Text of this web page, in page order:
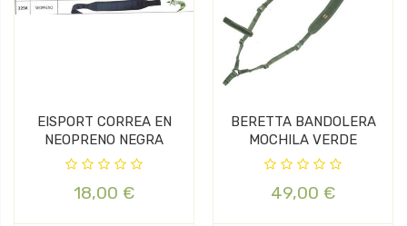
EISPORT CORREA EN
NEOPRENO NEGRA
18,00 €
BERETTA BANDOLERA
MOCHILA VERDE
49,00 €